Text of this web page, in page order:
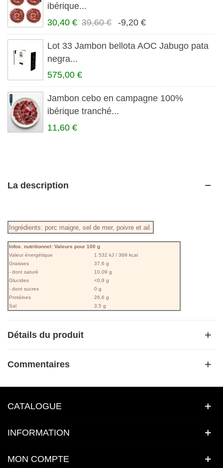
ibérique...
30,40 € 39,60 € -9,20 €
Lot 33 Jambon bellota AOC Jabugo pata
negra...
575,00 €
Jambon cebo en campagne 100%
ibérique tranché...
11,60 €
La description
Ingrédients: porc maigre, sel de mer, poivre et ail.
Infos. nutritionnel: Valeurs pour 100 g
Valeur énergétique
1 532 kJ / 369 kcal
Graisses
37,6 g
- dont saturé
10,09 g
Glucides
<0,8 g
- dont sucres
0 g
Protéines
26,6 g
Sal
3,5 g
Détails du produit
Commentaires
CATALOGUE
INFORMATION
MON COMPTE